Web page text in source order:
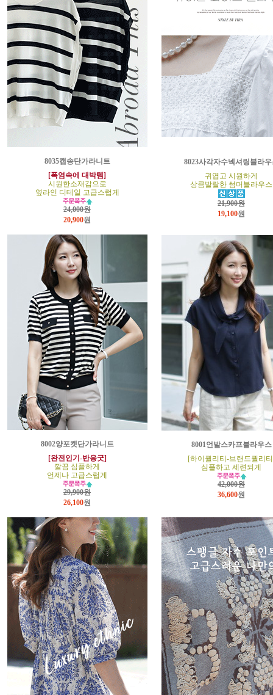
8035캡송단가라니트
[폭염속에 대박템]
시원한소재감으로
옆라인 디테일 고급스럽게
24,000원
20,900원
8023사각자수넥셔링블라우
귀엽고 시원하게
상큼발랄한 썸머블라우스
21,900원
19,100원
8002양포켓단가라니트
[완전인기-반응굿]
깔끔 심플하게
언제나 고급스럽게
29,900원
26,100원
8001언발스카프블라우스
[하이퀄리티-브랜드퀄리
심플하고 세련되게
42,000원
36,600원